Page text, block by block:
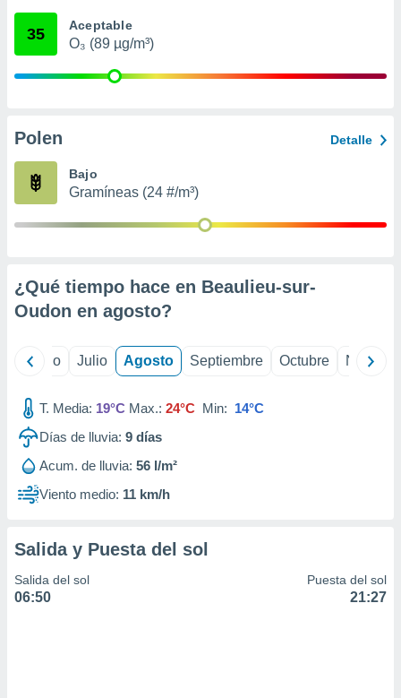
mediante
publicidad
de
35 Aceptable
O₃ (89 µg/m³)
Polen Detalle
Bajo
Gramíneas (24 #/m³)
¿Qué tiempo hace en Beaulieu-sur-
Oudon en agosto?
Junio Julio Agosto Septiembre Octubre
T. Media: 19°C Max.: 24°C Min: 14°C
Días de lluvia: 9 días
Acum. de lluvia: 56 l/m²
Viento medio: 11 km/h
Salida y Puesta del sol
Salida del sol
06:50
Puesta del sol
21:27